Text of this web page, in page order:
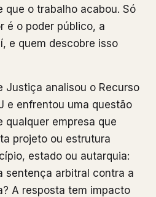
que o trabalho acabou. Só
é o poder público, a
e quem descobre isso
Justiça analisou o Recurso
e enfrentou uma questão
qualquer empresa que
projeto ou estrutura
estado ou autarquia:
sentença arbitral contra a
A resposta tem impacto